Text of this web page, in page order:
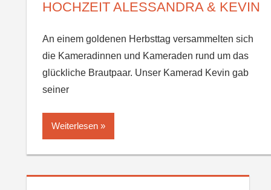
HOCHZEIT ALESSANDRA & KEVIN
An einem goldenen Herbsttag versammelten sich
die Kameradinnen und Kameraden rund um das
glückliche Brautpaar. Unser Kamerad Kevin gab
seiner
Weiterlesen